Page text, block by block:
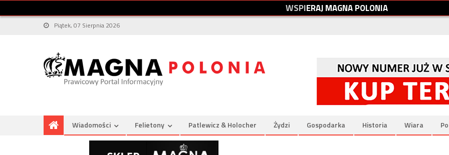
WSPIERAJMAGNAPOLONIA
Piątek, 07 Sierpnia 2026
Wiadomości Felietony Patlewicz & Holocher Żydzi Gospodarka Historia Wiara